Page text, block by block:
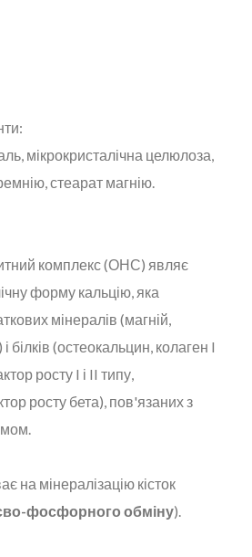
мікрокристалічна целюлоза,
стеарат магнію.
комплекс (ОНС) являє
форму кальцію, яка
мінералів (магній,
білків (остеокальцин, колаген I
росту I і II типу,
росту бета), пов'язаних з
на мінералізацію кісток
фосфорного обміну).